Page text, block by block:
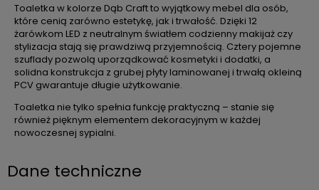
Toaletka w kolorze Dąb Craft to wyjątkowy mebel dla osób,
które cenią zarówno estetykę, jak i trwałość. Dzięki 12
żarówkom LED z neutralnym światłem codzienny makijaż czy
stylizacja stają się prawdziwą przyjemnością. Cztery pojemne
szuflady pozwolą uporządkować kosmetyki i dodatki, a
solidna konstrukcja z grubej płyty laminowanej i trwałą okleiną
PCV gwarantuje długie użytkowanie.
Toaletka nie tylko spełnia funkcję praktyczną – stanie się
również pięknym elementem dekoracyjnym w każdej
nowoczesnej sypialni.
Dane techniczne